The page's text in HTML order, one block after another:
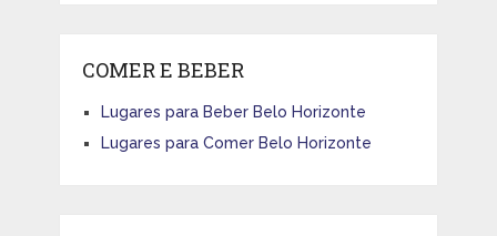
COMER E BEBER
Lugares para Beber Belo Horizonte
Lugares para Comer Belo Horizonte